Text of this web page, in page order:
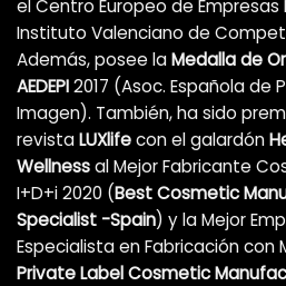
el Centro Europeo de
Instituto Valenciano de
Además, posee laMedalla de
AEDEPI2017 (Asoc. Española de
Imagen). También, ha sido
revistaLUXlifecon el galardón
Wellnessal Mejor Fabricante
I+D+i 2020 (Best Cosmetic
Specialist -Spain) y la Mejor
Especialista en Fabricación con
Private Label Cosmetic